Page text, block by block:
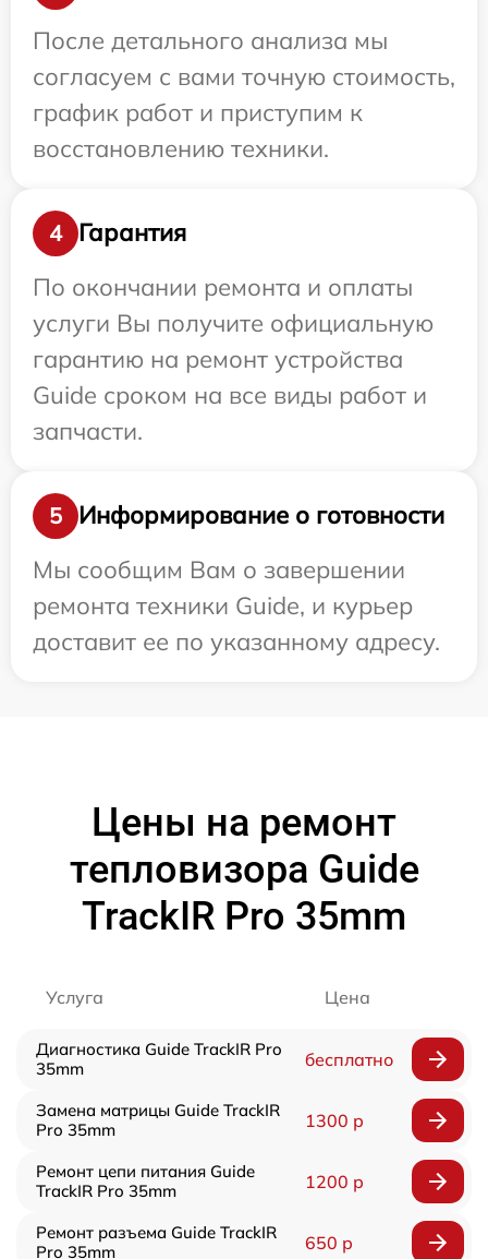
После детального анализа мы
согласуем с вами точную стоимость,
график работ и приступим к
восстановлению техники.
4
Гарантия
По окончании ремонта и оплаты
услуги Вы получите официальную
гарантию на ремонт устройства
Guide сроком на все виды работ и
запчасти.
5
Информирование о готовности
Мы сообщим Вам о завершении
ремонта техники Guide, и курьер
доставит ее по указанному адресу.
Цены на ремонт
тепловизора Guide
TrackIR Pro 35mm
Услуга Цена
Диагностика Guide TrackIR Pro
35mm
бесплатно
Замена матрицы Guide TrackIR
Pro 35mm
1300 р
Ремонт цепи питания Guide
TrackIR Pro 35mm
1200 р
Ремонт разъема Guide TrackIR
Pro 35mm
650 р